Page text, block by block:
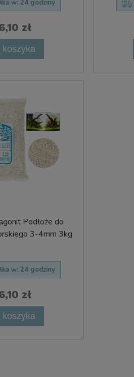
w: 24 godziny
zł
koszyka
Podłoże do
3-4mm 3kg
w: 24 godziny
zł
koszyka